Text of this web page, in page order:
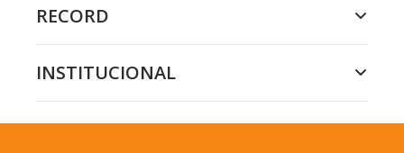
RECORD
INSTITUCIONAL